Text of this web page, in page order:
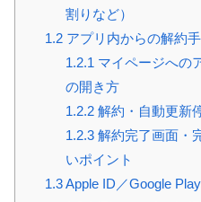
割りなど）
1.2アプリ内からの解約手
1.2.1 マイページへの
の開き方
1.2.2解約・自動更新
1.2.3解約完了画面・
いポイント
1.3Apple ID／Google